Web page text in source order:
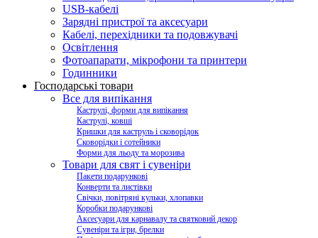
USB-кабелі
Зарядні пристрої та аксесуари
Кабелі, перехідники та подовжувачі
Освітлення
Фотоапарати, мікрофони та принтери
Годинники
Господарські товари
Все для випікання
Каструлі, форми для випікання
Каструлі, ковші
Кришки для каструль і сковорідок
Сковорідки і сотейники
Форми для льоду та морозива
Товари для свят і сувеніри
Пакети подарункові
Конверти та листівки
Свічки, повітряні кульки, хлопавки
Коробки подарункові
Аксесуари для карнавалу та святковий декор
Сувеніри та ігри, брелки